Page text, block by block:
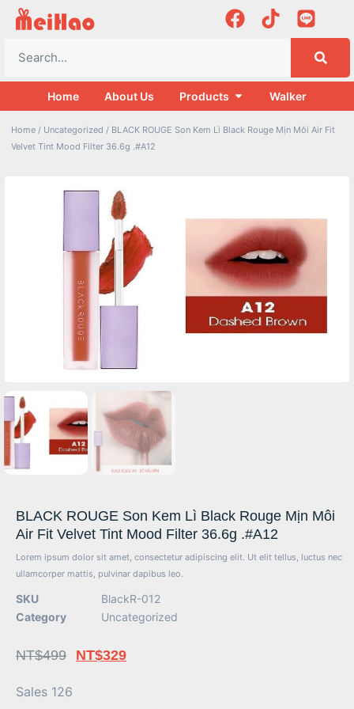
Home About Us Products Walker
Home / Uncategorized / BLACK ROUGE Son Kem Lì Black Rouge Mịn Môi Air Fit
Velvet Tint Mood Filter 36.6g .#A12
BLACK ROUGE Son Kem Lì Black Rouge Mịn Môi
Air Fit Velvet Tint Mood Filter 36.6g .#A12
Lorem ipsum dolor sit amet, consectetur adipiscing elit. Ut elit tellus, luctus nec
ullamcorper mattis, pulvinar dapibus leo.
SKU
BlackR-012
Category
Uncategorized
NT$499 NT$329
Sales 126